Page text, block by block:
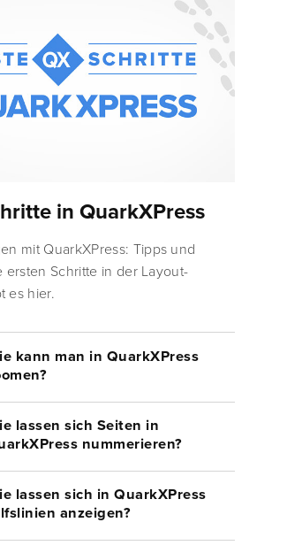
in QuarkXPress
mit QuarkXPress: Tipps und
ersten Schritte in der Layout-
es hier.
kann man in QuarkXPress
lassen sich Seiten in
nummerieren?
lassen sich in QuarkXPress
anzeigen?